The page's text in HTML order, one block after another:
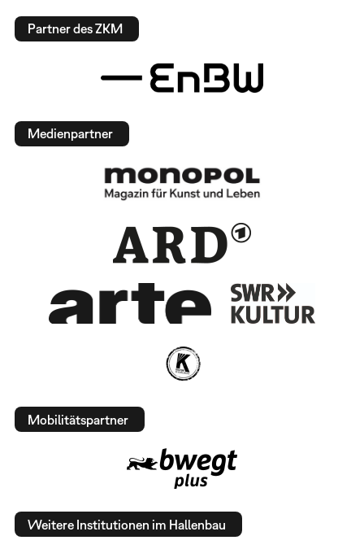
Partner des ZKM
Medienpartner
Mobilitätspartner
Weitere Institutionen im Hallenbau